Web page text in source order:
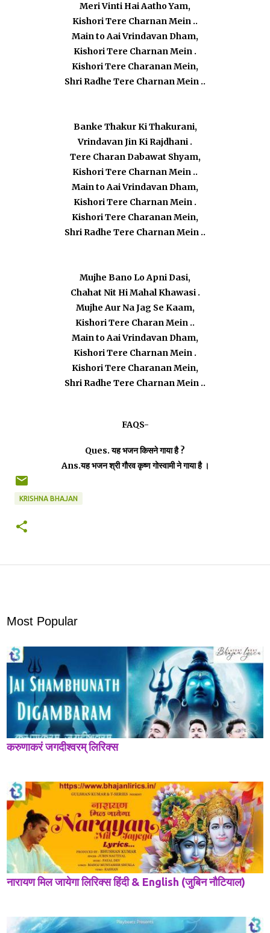
Meri Vinti Hai Aatho Yam,
Kishori Tere Charnan Mein ..
Main to Aai Vrindavan Dham,
Kishori Tere Charnan Mein .
Kishori Tere Charanan Mein,
Shri Radhe Tere Charnan Mein ..
Banke Thakur Ki Thakurani,
Vrindavan Jin Ki Rajdhani .
Tere Charan Dabawat Shyam,
Kishori Tere Charnan Mein ..
Main to Aai Vrindavan Dham,
Kishori Tere Charnan Mein .
Kishori Tere Charanan Mein,
Shri Radhe Tere Charnan Mein ..
Mujhe Bano Lo Apni Dasi,
Chahat Nit Hi Mahal Khawasi .
Mujhe Aur Na Jag Se Kaam,
Kishori Tere Charan Mein ..
Main to Aai Vrindavan Dham,
Kishori Tere Charnan Mein .
Kishori Tere Charanan Mein,
Shri Radhe Tere Charnan Mein ..
FAQS-
Ques. यह भजन किसने गाया है ?
Ans.यह भजन श्री गौरव कृष्ण गोस्वामी ने गाया है ।
KRISHNA BHAJAN
Most Popular
करुणाकरं जगदीश्वरम् लिरिक्स
नारायण मिल जायेगा लिरिक्स हिंदी & English (जुबिन नौटियाल)